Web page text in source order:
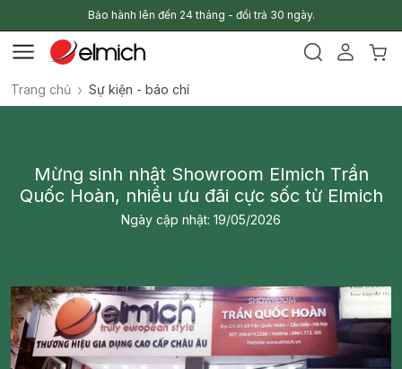
Bảo hành lên đến 24 tháng - đổi trả 30 ngày.
Trang chủ Sự kiện - báo chí
Mừng sinh nhật Showroom Elmich Trần
Quốc Hoàn, nhiều ưu đãi cực sốc từ Elmich
Ngày cập nhật: 19/05/2026